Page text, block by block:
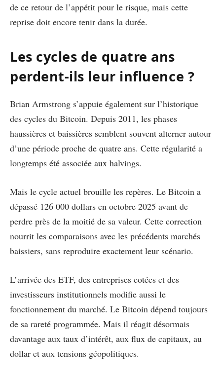
de ce retour de l’appétit pour le risque, mais cette
reprise doit encore tenir dans la durée.
Les cycles de quatre ans
perdent-ils leur influence ?
Brian Armstrong s’appuie également sur l’historique
des cycles du Bitcoin. Depuis 2011, les phases
haussières et baissières semblent souvent alterner autour
d’une période proche de quatre ans. Cette régularité a
longtemps été associée aux halvings.
Mais le cycle actuel brouille les repères. Le Bitcoin a
dépassé 126 000 dollars en octobre 2025 avant de
perdre près de la moitié de sa valeur. Cette correction
nourrit les comparaisons avec les précédents marchés
baissiers, sans reproduire exactement leur scénario.
L’arrivée des ETF, des entreprises cotées et des
investisseurs institutionnels modifie aussi le
fonctionnement du marché. Le Bitcoin dépend toujours
de sa rareté programmée. Mais il réagit désormais
davantage aux taux d’intérêt, aux flux de capitaux, au
dollar et aux tensions géopolitiques.